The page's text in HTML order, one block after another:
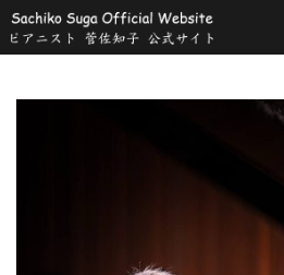
コ
ン
テ